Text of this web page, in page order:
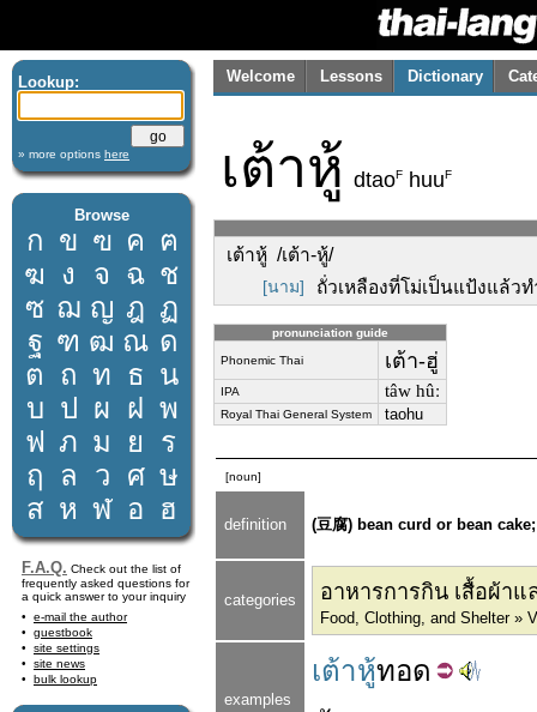
Lookup:
» more options here
Browse
ก ข ฃ ค ฅ
ฆ ง จ ฉ ช
ซ ฌ ญ ฎ ฏ
ฐ ฑ ฒ ณ ด
ต ถ ท ธ น
บ ป ผ ฝ พ
ฟ ภ ม ย
ร
ฤ
ล ว ศ ษ
ส ห ฬ อ ฮ
F.A.Q. Check out the list of
frequently asked questions for
a quick answer to your inquiry
e-mail the author
guestbook
site settings
site news
bulk lookup
Welcome Lessons Dictionary
เต้าหู้ dtaoF huuF
เต้าหู้ /เต้า-หู้/
[นาม] ถั่วเหลืองที่โม่เป็นแป้งแล้ว
pronunciation guide
Phonemic Thai เต้า-ฮู่
IPA tâw hûː
Royal Thai General System taohu
[noun]
definition (豆腐) bean curd or bean
categories อาหารการกิน เสื้อผ้า
Food, Clothing, and Shelter »
examples
เต้าหู้ทอด